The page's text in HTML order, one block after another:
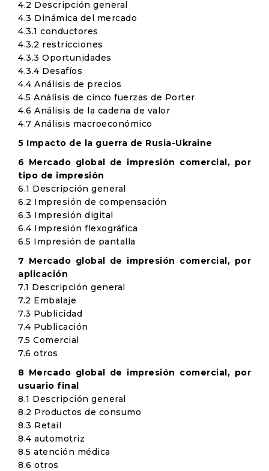
4.2 Descripción general
4.3 Dinámica del mercado
4.3.1 conductores
4.3.2 restricciones
4.3.3 Oportunidades
4.3.4 Desafíos
4.4 Análisis de precios
4.5 Análisis de cinco fuerzas de Porter
4.6 Análisis de la cadena de valor
4.7 Análisis macroeconómico
5 Impacto de la guerra de Rusia-Ukraine
6 Mercado global de impresión comercial, por
tipo de impresión
6.1 Descripción general
6.2 Impresión de compensación
6.3 Impresión digital
6.4 Impresión flexográfica
6.5 Impresión de pantalla
7 Mercado global de impresión comercial, por
aplicación
7.1 Descripción general
7.2 Embalaje
7.3 Publicidad
7.4 Publicación
7.5 Comercial
7.6 otros
8 Mercado global de impresión comercial, por
usuario final
8.1 Descripción general
8.2 Productos de consumo
8.3 Retail
8.4 automotriz
8.5 atención médica
8.6 otros